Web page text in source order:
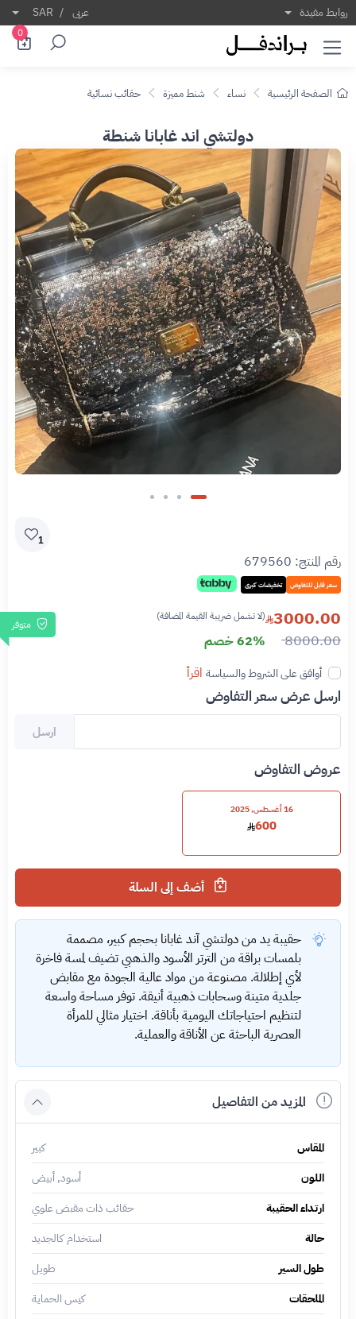
روابط مفيدة عربى /
SAR
0
الصفحة الرئيسية نساء شنط مميزة حقائب نسائية
دولتشي اند غابانا شنطة
1
رقم المنتج: 679560
سعر قابل للتفاوض تخفيضات كبرى
متوفر 3000.00 (لا تشمل ضريبة القيمة المضافة)
8000.00 62% خصم
أوافق على الشروط والسياسة اقرأ
ارسل عرض سعر التفاوض
ارسل
عروض التفاوض
16 أغسطس, 2025
600
حقيبة يد من دولتشي آند غابانا بحجم كبير، مصممة
بلمسات براقة من الترتر الأسود والذهبي تضيف لمسة فاخرة
لأي إطلالة. مصنوعة من مواد عالية الجودة مع مقابض
جلدية متينة وسحابات ذهبية أنيقة. توفر مساحة واسعة
لتنظيم احتياجاتك اليومية بأناقة. اختيار مثالي للمرأة
العصرية الباحثة عن الأناقة والعملية.
المزيد من التفاصيل
المقاس
كبير
اللون
أسود, أبيض
ارتداء الحقيبة
حقائب ذات مقبض علوي
حالة
استخدام كالجديد
طول السير
طويل
الملحقات
كيس الحماية